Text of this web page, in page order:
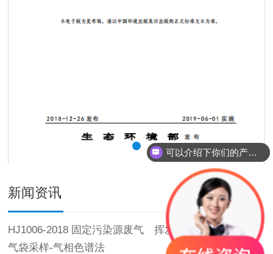
新闻资讯
HJ1006-2018 固定污染源废气 挥发性卤代烃的测定
气袋采样-气相色谱法
可以介绍下你们的产品么？